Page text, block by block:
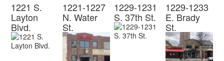
1221 S.
Layton
Blvd.
1221-1227
N. Water
St.
1229-1231
S. 37th St.
1229-1233
E. Brady
St.